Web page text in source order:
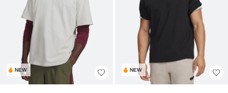
NEW NEW